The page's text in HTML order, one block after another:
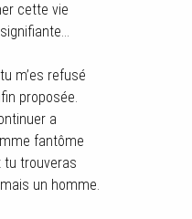
cette vie
m’es refusé
proposée.
a
fantôme
tu trouveras
un homme.